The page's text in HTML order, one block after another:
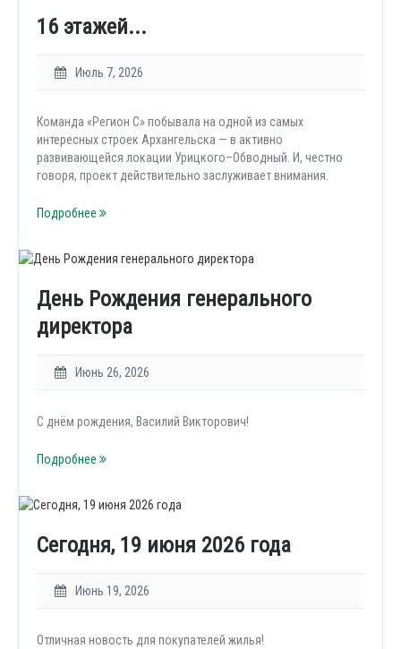
16 этажей...
Июль 7, 2026
Команда «Регион С» побывала на одной из самых
интересных строек Архангельска — в активно
развивающейся локации Урицкого–Обводный. И, честно
говоря, проект действительно заслуживает внимания.
Подробнее
День Рождения генерального
директора
Июнь 26, 2026
С днём рождения, Василий Викторович!
Подробнее
Сегодня, 19 июня 2026 года
Июнь 19, 2026
Отличная новость для покупателей жилья!